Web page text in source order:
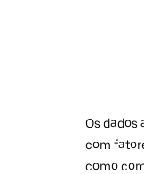
Os dados
com
como